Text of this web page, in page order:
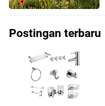
Postingan terbaru